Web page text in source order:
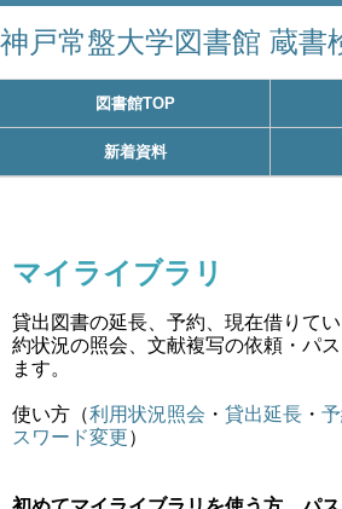
神戸常盤大学図書館 蔵書
図書館TOP
新着資料
マイライブラリ
貸出図書の延長、予約、現在借りて
約状況の照会、文献複写の依頼・パ
ます。
使い方（利用状況照会 ・ 貸出延長 ・
スワード変更）